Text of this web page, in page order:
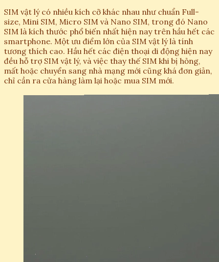
SIM vật lý có nhiều kích cỡ khác nhau như chuẩn Full-
size, Mini SIM, Micro SIM và Nano SIM, trong đó Nano
SIM là kích thước phổ biến nhất hiện nay trên hầu hết các
smartphone. Một ưu điểm lớn của SIM vật lý là tính
tương thích cao. Hầu hết các điện thoại di động hiện nay
đều hỗ trợ SIM vật lý, và việc thay thế SIM khi bị hỏng,
mất hoặc chuyển sang nhà mạng mới cũng khá đơn giản,
chỉ cần ra cửa hàng làm lại hoặc mua SIM mới.